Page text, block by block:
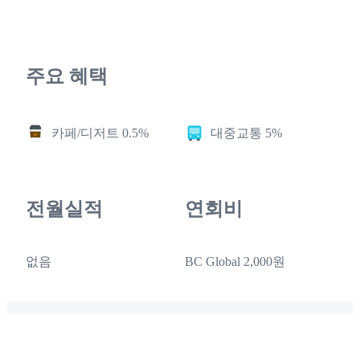
주요 혜택
카페/디저트 0.5% 대중교통 5%
전월실적
없음
연회비
BC Global 2,000원